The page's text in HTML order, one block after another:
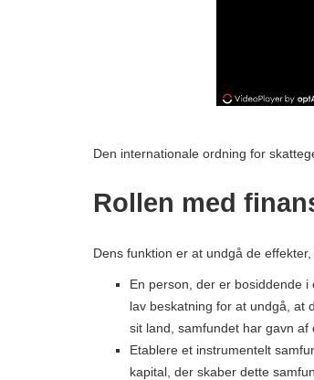
Den internationale ordning for
Rollen med
Dens funktion er at undgå de
En person, der er bosiddende
lav beskatning for at undgå, at
sit land, samfundet har gavn af
Etablere et instrumentelt
kapital, der skaber dette